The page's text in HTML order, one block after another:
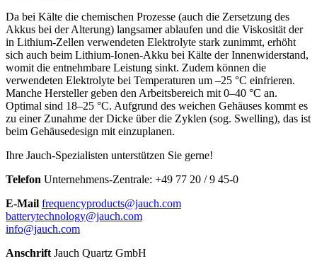
Da bei Kälte die chemischen Prozesse (auch die Zersetzung des
Akkus bei der Alterung) langsamer ablaufen und die Viskosität der
in Lithium-Zellen verwendeten Elektrolyte stark zunimmt, erhöht
sich auch beim Lithium-Ionen-Akku bei Kälte der Innenwiderstand,
womit die entnehmbare Leistung sinkt. Zudem können die
verwendeten Elektrolyte bei Temperaturen um –25 °C einfrieren.
Manche Hersteller geben den Arbeitsbereich mit 0–40 °C an.
Optimal sind 18–25 °C. Aufgrund des weichen Gehäuses kommt es
zu einer Zunahme der Dicke über die Zyklen (sog. Swelling), das ist
beim Gehäusedesign mit einzuplanen.
Ihre Jauch-Spezialisten unterstützen Sie gerne!
Telefon Unternehmens-Zentrale: +49 77 20 / 9 45-0
E-Mail frequencyproducts@jauch.com
batterytechnology@jauch.com
info@jauch.com
Anschrift Jauch Quartz GmbH